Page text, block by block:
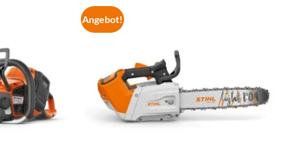
Angebot!